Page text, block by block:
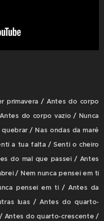
primavera / Antes do corpo
do corpo vazio / Nunca
/ Nas ondas da maré
a tua falta / Senti o cheiro
do mal que passei / Antes
/ Nem nunca pensei em ti
pensei em ti / Antes da
luas / Antes do quarto-
Antes do quarto-crescente /